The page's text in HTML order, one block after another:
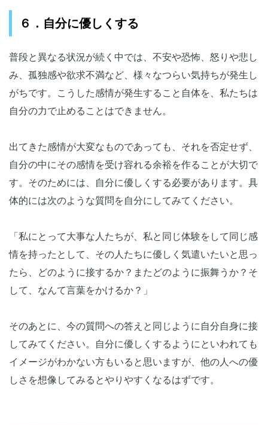
６．自分に優しくする
普段と異なる状況が続く中では、不安や恐怖、怒りや悲し
み、孤独感や欲求不満など、様々なつらい気持ちが発生し
がちです。こうした感情が発生すること自体を、私たちは
自分の力で止めることはできません。
出てきた感情が大変なものであっても、それを否定せず、
自分の中にその感情を受け容れる余裕を作ることが大切で
す。そのためには、自分に優しくする必要があります。具
体的には次のような質問を自分にしてみてください。
「私にとって大事な人たちが、私と同じ体験をして同じ感
情を持ったとして、その人たちに優しく気遣いたいと思っ
たら、どのように接するか？またどのように振舞うか？そ
して、なんて言葉をかけるか？」
そのあとに、今の質問への答えと同じように自分自身に接
してみてください。自分に優しくするようにといわれても
イメージがわかない方もいると思いますが、他の人への優
しさを想像してみるとやりやすくなるはずです。